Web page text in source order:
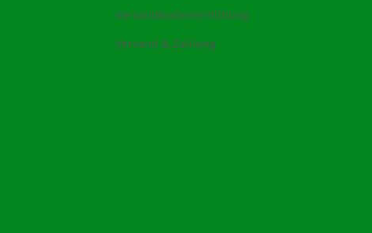
Versandkostenermittlung
Versand & Zahlung